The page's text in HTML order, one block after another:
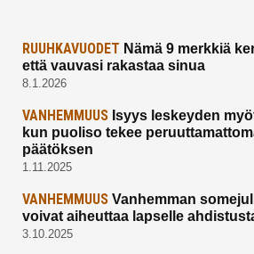
RUUHKAVUODET Nämä 9 merkkiä
että vauvasi rakastaa sinua
8.1.2026
VANHEMMUUS Isyys leskeyden
kun puoliso tekee
päätöksen
1.11.2025
VANHEMMUUS Vanhemman
voivat aiheuttaa lapselle
3.10.2025